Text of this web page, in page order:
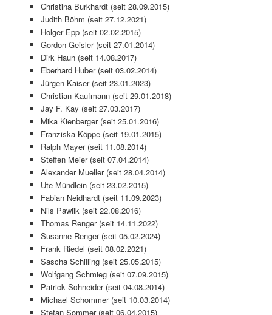
Christina Burkhardt (seit 28.09.2015)
Judith Böhm (seit 27.12.2021)
Holger Epp (seit 02.02.2015)
Gordon Geisler (seit 27.01.2014)
Dirk Haun (seit 14.08.2017)
Eberhard Huber (seit 03.02.2014)
Jürgen Kaiser (seit 23.01.2023)
Christian Kaufmann (seit 29.01.2018)
Jay F. Kay (seit 27.03.2017)
Mika Kienberger (seit 25.01.2016)
Franziska Köppe (seit 19.01.2015)
Ralph Mayer (seit 11.08.2014)
Steffen Meier (seit 07.04.2014)
Alexander Mueller (seit 28.04.2014)
Ute Mündlein (seit 23.02.2015)
Fabian Neidhardt (seit 11.09.2023)
Nils Pawlik (seit 22.08.2016)
Thomas Renger (seit 14.11.2022)
Susanne Renger (seit 05.02.2024)
Frank Riedel (seit 08.02.2021)
Sascha Schilling (seit 25.05.2015)
Wolfgang Schmieg (seit 07.09.2015)
Patrick Schneider (seit 04.08.2014)
Michael Schommer (seit 10.03.2014)
Stefan Sommer (seit 06.04.2015)